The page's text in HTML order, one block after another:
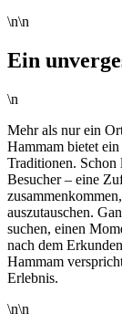
\n\n
Ein
\n
Mehr als nur ein
Hammam bietet
Traditionen. Schon
Besucher – eine
auszutauschen.
suchen, einen
nach dem
Hammam
Erlebnis.
\n\n